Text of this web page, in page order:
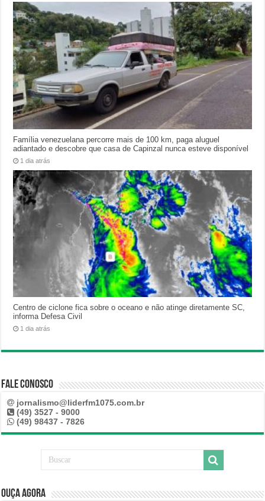
Família venezuelana percorre mais de 100 km, paga aluguel
adiantado e descobre que casa de Capinzal nunca esteve disponível
1 dia atrás
Centro de ciclone fica sobre o oceano e não atinge diretamente SC,
informa Defesa Civil
1 dia atrás
Fale Conosco
jornalismo@liderfm1075.com.br
(49) 3527 - 9000
(49) 98437 - 7826
Ouça Agora